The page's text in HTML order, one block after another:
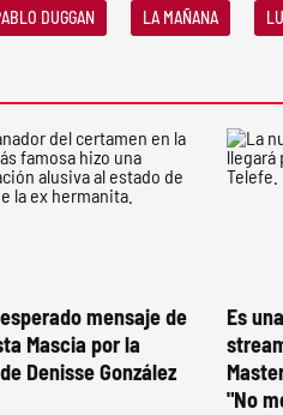
DUGGAN LA MAÑANA
mensaje de
Mascia por la
Denisse González
Es
"No